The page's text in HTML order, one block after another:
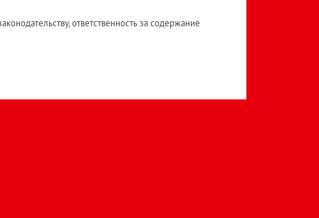
ответственность за содержание